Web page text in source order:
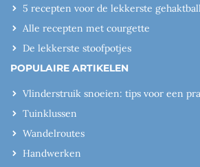
5 recepten voor de lekkerste
Alle recepten met courgette
De lekkerste stoofpotjes
POPULAIRE ARTIKELEN
Vlinderstruik snoeien: tips voor een
Tuinklussen
Wandelroutes
Handwerken